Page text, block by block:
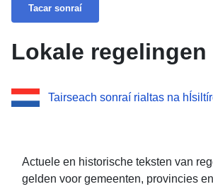
Tacar sonraí
Lokale regelingen
Tairseach sonraí rialtas na
Actuele en historische teksten van
gelden voor gemeenten, provincies